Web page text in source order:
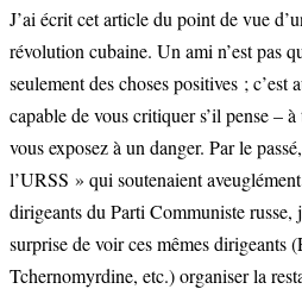
J’ai écrit cet article du point de vue
révolution cubaine. Un ami n’est pas
seulement des choses positives ; c’est
capable de vous critiquer s’il pense –
vous exposez à un danger. Par le
l’URSS » qui soutenaient
dirigeants du Parti Communiste russe,
surprise de voir ces mêmes dirigeants
Tchernomyrdine, etc.) organiser la